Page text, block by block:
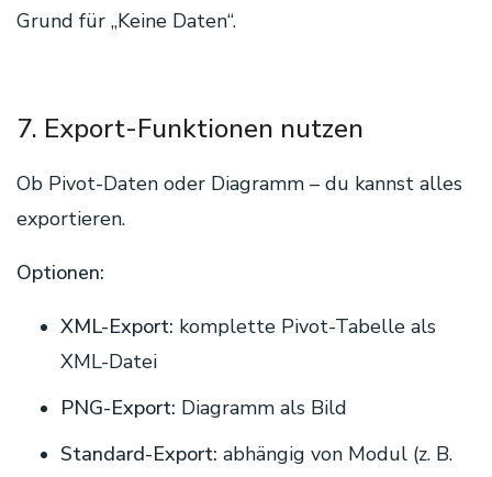
Grund für „Keine Daten“.
7. Export-Funktionen nutzen
Ob Pivot-Daten oder Diagramm – du kannst alles
exportieren.
Optionen:
XML-Export: komplette Pivot-Tabelle als
XML-Datei
PNG-Export: Diagramm als Bild
Standard-Export: abhängig von Modul (z. B.